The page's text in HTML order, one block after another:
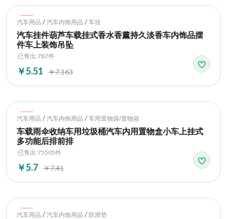
Hot
汽车用品 / 汽车内饰用品 / 车挂
汽车挂件葫芦车载挂式香水香薰持久淡香车内饰品摆
件车上装饰吊坠
已售出:787件
￥5.51 ￥7.163
Hot
汽车用品 / 汽车内饰用品 / 车用置物袋/置物箱
车载雨伞收纳车用垃圾桶汽车内用置物盒小车上挂式
多功能后排前排
已售出:75505件
￥5.7 ￥7.41
Hot
汽车用品 / 汽车内饰用品 / 防滑垫